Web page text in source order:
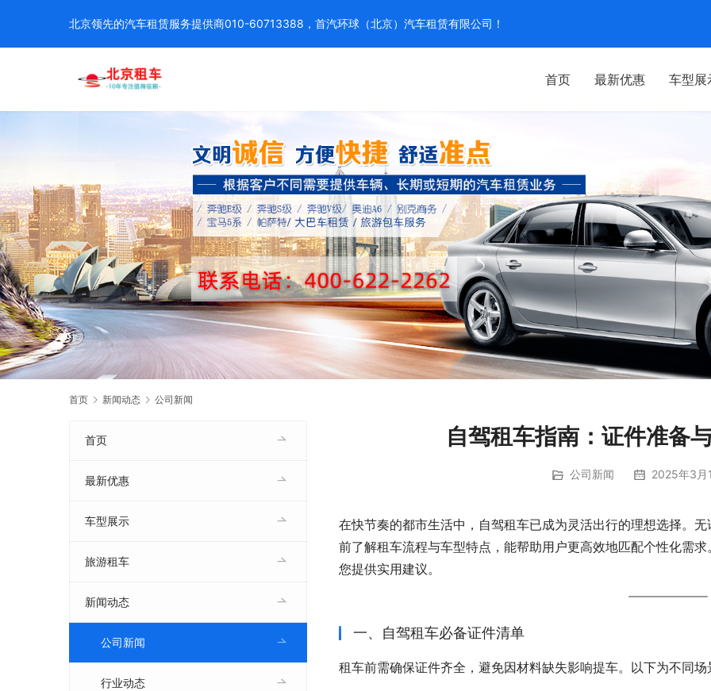
首页 最新优惠 车型展
首页 新闻动态 公司新闻
自驾租车指南：证件准备
公司新闻 2025年3月
在快节奏的都市生活中，自驾租车已成为灵活出行的理想选择。
前了解租车流程与车型特点，能帮助用户更高效地匹配个性化需
您提供实用建议。
一、自驾租车必备证件清单
租车前需确保证件齐全，避免因材料缺失影响提车。以下为不同
首页
最新优惠
车型展示
旅游租车
新闻动态
公司新闻
行业动态
北京领先的汽车租赁服务提供商010-60713388，首汽环球（北京）汽车租赁有限公司！